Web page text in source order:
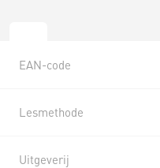
EAN-code
Lesmethode
Uitgeverij